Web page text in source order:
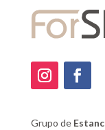
Grupo de